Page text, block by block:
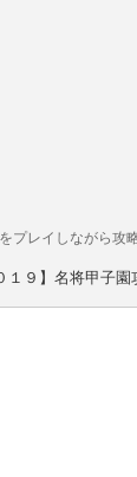
レイしながら攻
１９】名将甲子園